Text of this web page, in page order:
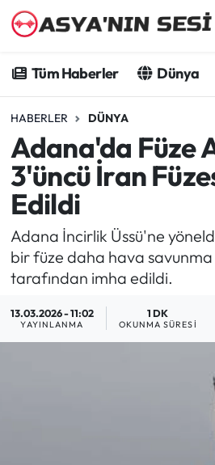
Tüm Haberler Dünya
HABERLER DÜNYA
Adana'da Füze
3'üncü İran
Edildi
Adana İncirlik Üssü'ne
bir füze daha hava
tarafından imha edildi.
13.03.2026 - 11:02
YAYINLANMA
1 DK
OKUNMA SÜRESI
Dünya
Ekonomi
Bilim - Teknoloji
Kültür - Sanat
Spor
Asya-Pasifik